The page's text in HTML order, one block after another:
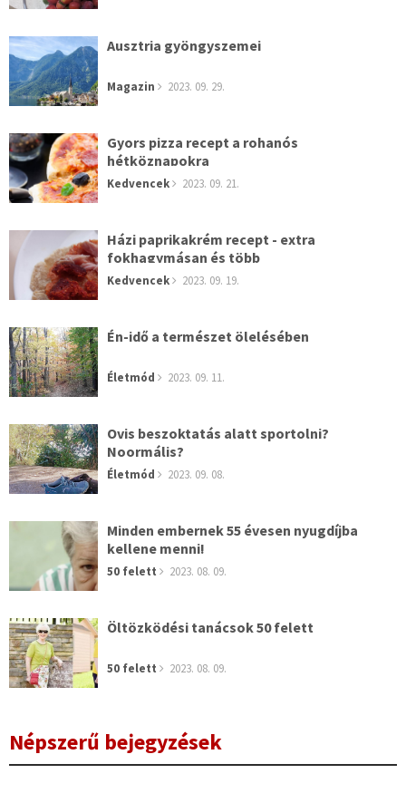
Ausztria gyöngyszemei
Magazin 2023. 09. 29.
Gyors pizza recept a rohanós
hétköznapokra
Kedvencek 2023. 09. 21.
Házi paprikakrém recept - extra
fokhagymásan és több
Kedvencek 2023. 09. 19.
Én-idő a természet ölelésében
Életmód 2023. 09. 11.
Ovis beszoktatás alatt sportolni?
Noormális?
Életmód 2023. 09. 08.
Minden embernek 55 évesen nyugdíjba
kellene menni!
50 felett 2023. 08. 09.
Öltözködési tanácsok 50 felett
50 felett 2023. 08. 09.
Népszerű bejegyzések